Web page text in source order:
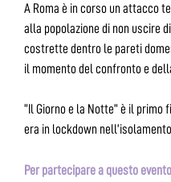
A Roma è in corso un attacco
alla popolazione di non uscire
costrette dentro le pareti
il momento del confronto e
“Il Giorno e la Notte” è il
era in lockdown
Per partecipare a questo